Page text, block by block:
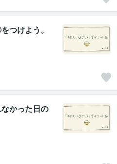
つけよう。
かった日の